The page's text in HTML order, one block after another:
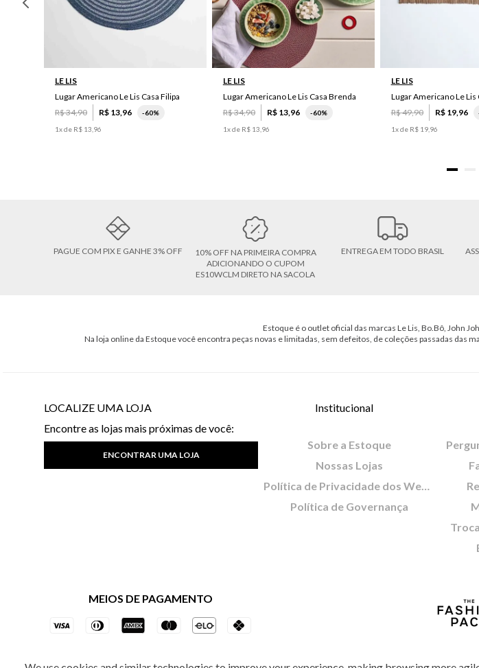
LE LIS
Lugar Americano Le Lis Casa Filipa
R$34,90 R$ 13,96 -60%
1x de R$ 13 96
UN
LE LIS
Lugar Americano Le Lis Casa Brenda
R$34,90 R$ 13,96 -60%
1x de R$ 13 96
LE LIS
Lugar Americano Le Lis
R$49,90 R$ 19,96
1x de R$ 19, 96
PAGUE COM PIX E GANHE 3% OFF
10% OFF NA PRIMEIRA COMPRA
ADICIONANDO O CUPOM
ES10WCLM DIRETO NA SACOLA
ENTREGA EM TODO BRASIL
Estoque é o outlet oficial das marcas Le Lis, Bo.Bô, John
Na loja online da Estoque você encontra peças novas e limitadas, sem defeitos, de coleções passadas
LOCALIZE UMA LOJA
Encontre as lojas mais próximas de você:
ENCONTRAR UMA LOJA
Institucional
Sobre a Estoque
Nossas Lojas
Política de Privacidade dos Websites
Política de Governança
MEIOS DE PAGAMENTO